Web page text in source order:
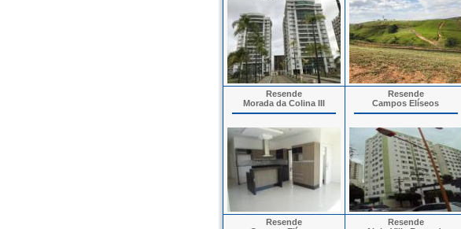
Resende
Morada da Colina III
Resende
Campos Elíseos
Resende
Resende